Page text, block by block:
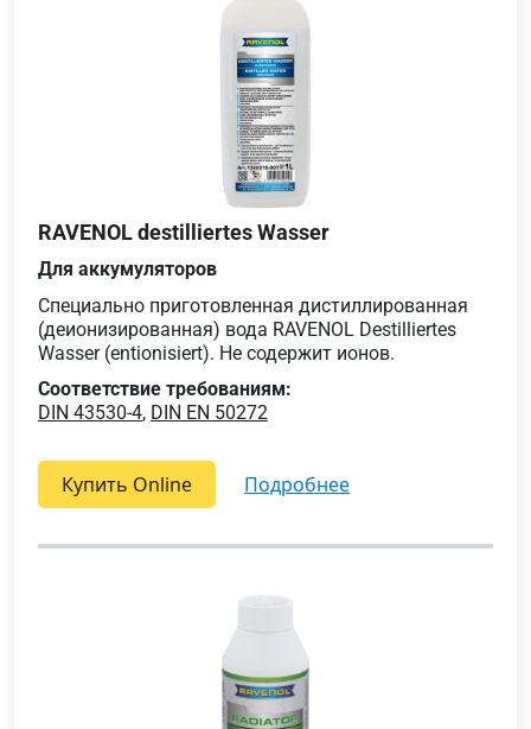
RAVENOL destilliertes Wasser
Для аккумуляторов
Специально приготовленная дистиллированная
(деионизированная) вода RAVENOL Destilliertes
Wasser (entionisiert). Не содержит ионов.
Соответствие требованиям:
DIN 43530-4, DIN EN 50272
Купить Online подробнее